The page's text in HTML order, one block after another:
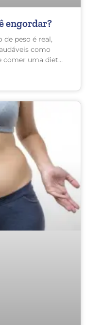
engordar?
de peso é real,
como
comer uma dieta
contínuo.